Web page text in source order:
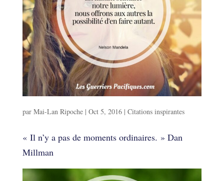
par Mai-Lan Ripoche| Oct 5, 2016| Citations inspirantes
« Il n’y a pas de moments ordinaires. » Dan
Millman